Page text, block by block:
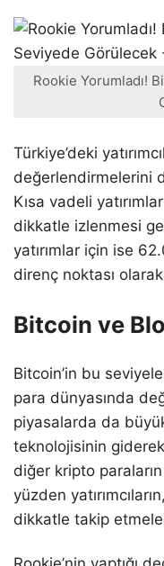
Rookie Yorumladı!
Türkiye’deki
değerlendirmelerini
Kısa vadeli
dikkatle izlenmesi
yatırımlar için ise
direnç noktası olarak
Bitcoin ve
Bitcoin’in bu
para dünyasında
piyasalarda da
teknolojisinin
diğer kripto
yüzden
dikkatle takip